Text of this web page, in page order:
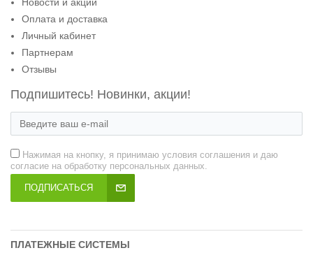
Новости и акции
Оплата и доставка
Личный кабинет
Партнерам
Отзывы
Подпишитесь! Новинки, акции!
Нажимая на кнопку, я принимаю условия соглашения и даю
согласие на обработку персональных данных.
ПОДПИСАТЬСЯ
ПЛАТЕЖНЫЕ СИСТЕМЫ